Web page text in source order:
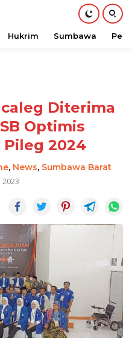
Hukrim Sumbawa
Diterima
Optimis
2024
, News, Sumbawa Barat
2023